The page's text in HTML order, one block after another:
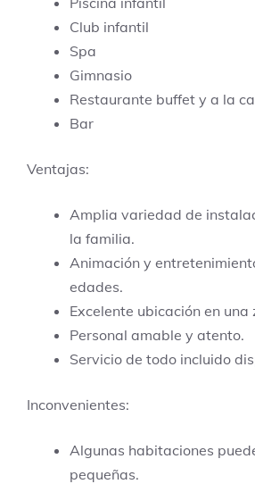
Club infantil
Spa
Gimnasio
Restaurante buffet y a la
Bar
Ventajas:
Amplia variedad de
la familia.
Animación y
edades.
Excelente ubicación en
Personal amable y atento.
Servicio de todo incluido
Inconvenientes:
Algunas habitaciones
pequeñas.